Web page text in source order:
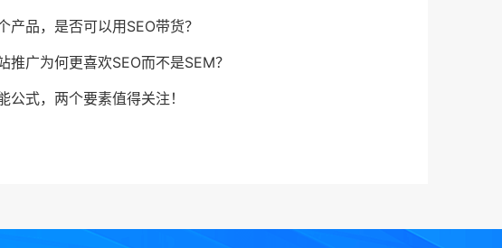
产品，是否可以用SEO带货？
推广为何更喜欢SEO而不是SEM？
公式，两个要素值得关注！